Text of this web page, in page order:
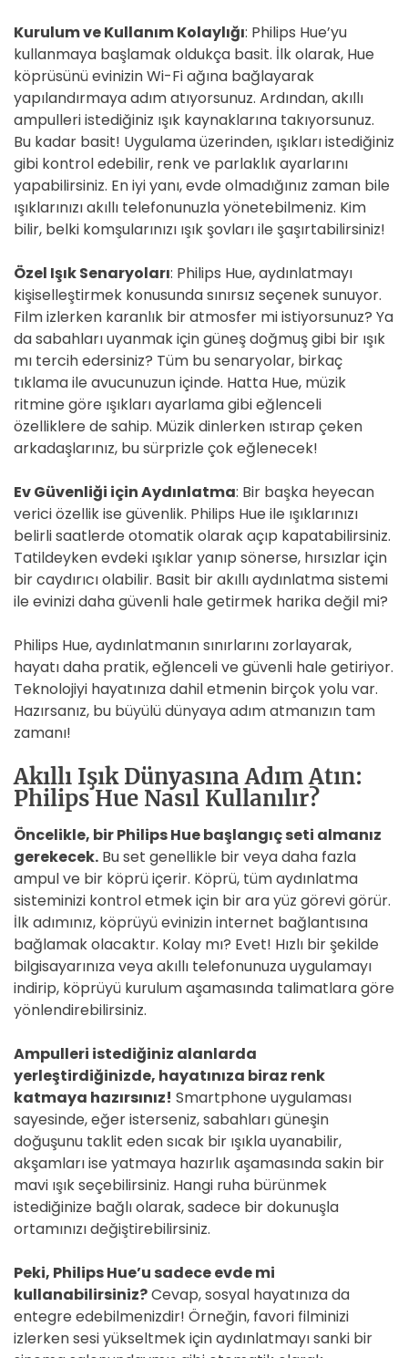
Kurulum ve Kullanım Kolaylığı: Philips Hue’yu
kullanmaya başlamak oldukça basit. İlk olarak, Hue
köprüsünü evinizin Wi-Fi ağına bağlayarak
yapılandırmaya adım atıyorsunuz. Ardından, akıllı
ampulleri istediğiniz ışık kaynaklarına takıyorsunuz.
Bu kadar basit! Uygulama üzerinden, ışıkları istediğiniz
gibi kontrol edebilir, renk ve parlaklık ayarlarını
yapabilirsiniz. En iyi yanı, evde olmadığınız zaman bile
ışıklarınızı akıllı telefonunuzla yönetebilmeniz. Kim
bilir, belki komşularınızı ışık şovları ile şaşırtabilirsiniz!
Özel Işık Senaryoları: Philips Hue, aydınlatmayı
kişiselleştirmek konusunda sınırsız seçenek sunuyor.
Film izlerken karanlık bir atmosfer mi istiyorsunuz? Ya
da sabahları uyanmak için güneş doğmuş gibi bir ışık
mı tercih edersiniz? Tüm bu senaryolar, birkaç
tıklama ile avucunuzun içinde. Hatta Hue, müzik
ritmine göre ışıkları ayarlama gibi eğlenceli
özelliklere de sahip. Müzik dinlerken ıstırap çeken
arkadaşlarınız, bu sürprizle çok eğlenecek!
Ev Güvenliği için Aydınlatma: Bir başka heyecan
verici özellik ise güvenlik. Philips Hue ile ışıklarınızı
belirli saatlerde otomatik olarak açıp kapatabilirsiniz.
Tatildeyken evdeki ışıklar yanıp sönerse, hırsızlar için
bir caydırıcı olabilir. Basit bir akıllı aydınlatma sistemi
ile evinizi daha güvenli hale getirmek harika değil mi?
Philips Hue, aydınlatmanın sınırlarını zorlayarak,
hayatı daha pratik, eğlenceli ve güvenli hale getiriyor.
Teknolojiyi hayatınıza dahil etmenin birçok yolu var.
Hazırsanız, bu büyülü dünyaya adım atmanızın tam
zamanı!
Akıllı Işık Dünyasına Adım Atın:
Philips Hue Nasıl Kullanılır?
Öncelikle, bir Philips Hue başlangıç seti almanız
gerekecek. Bu set genellikle bir veya daha fazla
ampul ve bir köprü içerir. Köprü, tüm aydınlatma
sisteminizi kontrol etmek için bir ara yüz görevi görür.
İlk adımınız, köprüyü evinizin internet bağlantısına
bağlamak olacaktır. Kolay mı? Evet! Hızlı bir şekilde
bilgisayarınıza veya akıllı telefonunuza uygulamayı
indirip, köprüyü kurulum aşamasında talimatlara göre
yönlendirebilirsiniz.
Ampulleri istediğiniz alanlarda
yerleştirdiğinizde, hayatınıza biraz renk
katmaya hazırsınız! Smartphone uygulaması
sayesinde, eğer isterseniz, sabahları güneşin
doğuşunu taklit eden sıcak bir ışıkla uyanabilir,
akşamları ise yatmaya hazırlık aşamasında sakin bir
mavi ışık seçebilirsiniz. Hangi ruha bürünmek
istediğinize bağlı olarak, sadece bir dokunuşla
ortamınızı değiştirebilirsiniz.
Peki, Philips Hue’u sadece evde mi
kullanabilirsiniz?Cevap, sosyal hayatınıza da
entegre edebilmenizdir! Örneğin, favori filminizi
izlerken sesi yükseltmek için aydınlatmayı sanki bir